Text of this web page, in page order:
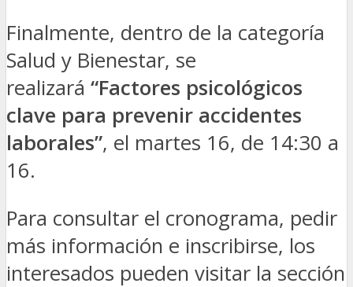
Finalmente, dentro de la categoría
Salud y Bienestar, se
realizará “Factores psicológicos
clave para prevenir accidentes
laborales”, el martes 16, de 14:30 a
16.
Para consultar el cronograma, pedir
más información e inscribirse, los
interesados pueden visitar la sección